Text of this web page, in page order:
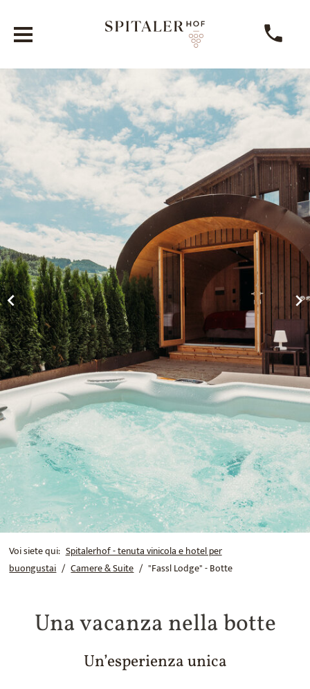
Voi siete qui: Spitalerhof - tenuta vinicola e hotel per
buongustai
Camere & Suite "Fassl Lodge" - Botte
Una vacanza nella botte
Un’esperienza unica